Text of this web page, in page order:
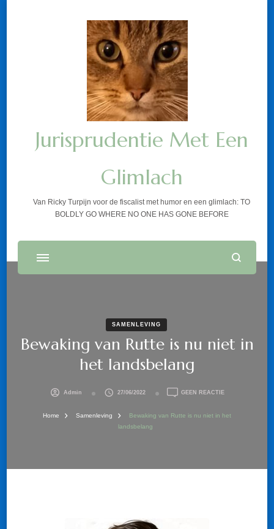
Jurisprudentie Met Een
Glimlach
Van Ricky Turpijn voor de fiscalist met humor en een glimlach: TO
BOLDLY GO WHERE NO ONE HAS GONE BEFORE
SAMENLEVING
Bewaking van Rutte is nu niet in
het landsbelang
Admin 27/06/2022 GEEN REACTIEOP
RUTTE
Home Samenleving
Bewaking van Rutte is nu niet in het
landsbelang